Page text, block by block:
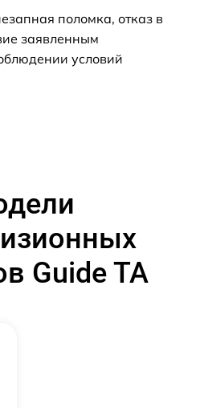
поломка, отказ в
заявленным
условий
Guide TA